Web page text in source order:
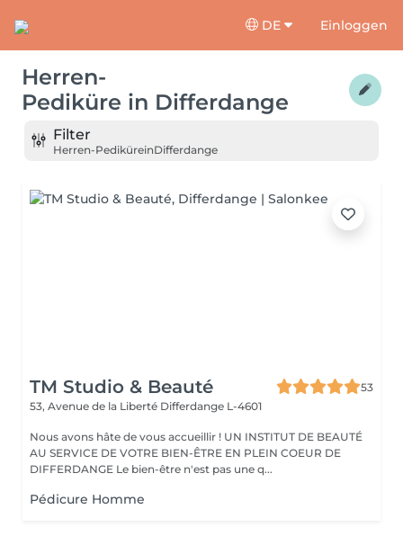
DE Einloggen
Herren-
Pediküre in Differdange
Filter
Herren-PediküreinDifferdange
TM Studio & Beauté
53
53, Avenue de la Liberté Differdange L-4601
Nous avons hâte de vous accueillir ! UN INSTITUT DE BEAUTÉ
AU SERVICE DE VOTRE BIEN-ÊTRE EN PLEIN COEUR DE
DIFFERDANGE Le bien-être n'est pas une q...
Pédicure Homme